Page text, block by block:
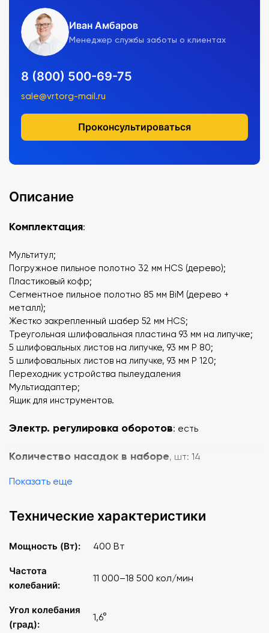
Иван Амбаров
Менеджер службы заботы о клиентах
8 (800) 500-69-75
sale@vrtorg-mail.ru
Проконсультироваться
Описание
Комплектация:
Мультитул;
Погружное пильное полотно 32 мм HCS (дерево);
Пластиковый кофр;
Сегментное пильное полотно 85 мм BiM (дерево +
металл);
Жестко закрепленный шабер 52 мм HCS;
Треугольная шлифовальная пластина 93 мм на липучке;
5 шлифовальных листов на липучке, 93 мм P 80;
5 шлифовальных листов на липучке, 93 мм P 120;
Переходник устройства пылеудаления
Мультиадаптер;
Ящик для инструментов.
Электр. регулировка оборотов: есть
Количество насадок в наборе, шт: 14
Габариты, мм: 64х331х91
Тип соединения: STARLOCK
Мощность(Вт): 400
Длина кабеля
Частота колебаний
Показать еще
Технические характеристики
Мощность (Вт): 400 Вт
Частота
колебаний:
11 000–18 500 кол/мин
Угол колебания
(град):
1,6°